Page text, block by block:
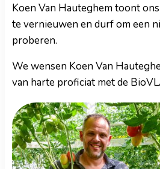
Koen Van Hauteghem toont
te vernieuwen en durf om een
proberen.
We wensen Koen Van
van harte proficiat met de